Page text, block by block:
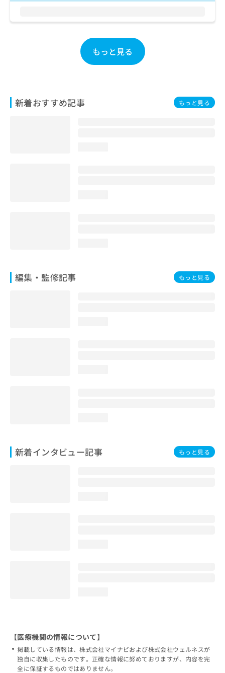
もっと見る
新着おすすめ記事 もっと見る
編集・監修記事 もっと見る
新着インタビュー記事 もっと見る
ら
【医療機関の情報について】
掲載している情報は、株式会社マイナビおよび株式会社ウェルネスが
独自に収集したものです。正確な情報に努めておりますが、内容を完
全に保証するものではありません。